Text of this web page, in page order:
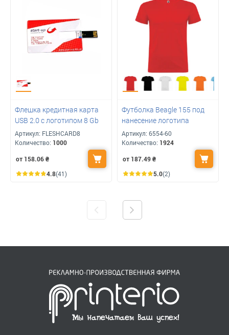
Флешка кредитная карта
USB 2.0 с логотипом 8 Gb
Артикул: FLESHCARD8
Количество: 1000
от 158.06₴
4.8(41)
Футболка Beagle 155 под
нанесение логотипа
Артикул: 6554-60
Количество: 1924
от 187.49₴
5.0(2)